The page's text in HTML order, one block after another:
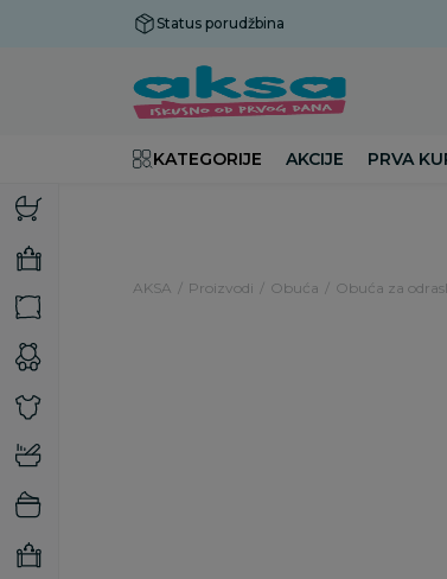
Status porudžbina
KATEGORIJE AKCIJE PRVA
AKSA Proizvodi Obuća Obuća za